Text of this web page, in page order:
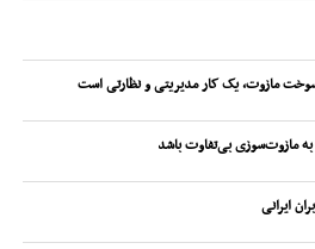
مازوت، یک کار مدیریتی و نظارتی است
مازوت‌سوزی بی‌تفاوت باشد
ایرانی